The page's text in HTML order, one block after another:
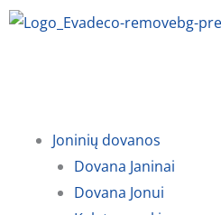
Pereiti
Joninių dovanos
Dovana Janinai
Dovana Jonui